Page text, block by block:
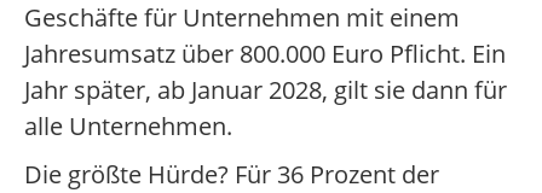
Geschäfte für Unternehmen mit einem
Jahresumsatz über 800.000 Euro Pflicht. Ein
Jahr später, ab Januar 2028, gilt sie dann für
alle Unternehmen.
Die größte Hürde? Für 36 Prozent der